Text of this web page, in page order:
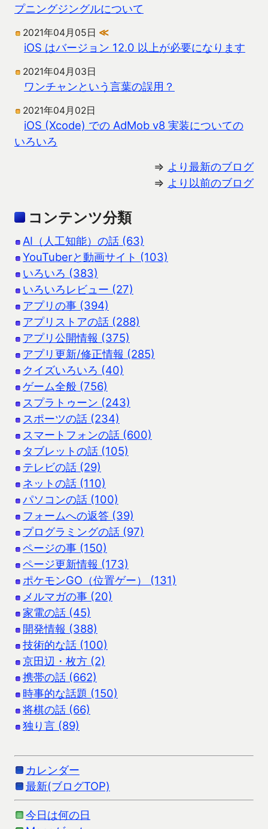
プニングジングルについて
2021年04月05日 ≪
iOS はバージョン 12.0 以上が必要になります
2021年04月03日
ワンチャンという言葉の誤用？
2021年04月02日
iOS (Xcode) での AdMob v8 実装についての
いろいろ
⇒ より最新のブログ
⇒ より以前のブログ
コンテンツ分類
AI（人工知能）の話 (63)
YouTuberと動画サイト (103)
いろいろ (383)
いろいろレビュー (27)
アプリの事 (394)
アプリストアの話 (288)
アプリ公開情報 (375)
アプリ更新/修正情報 (285)
クイズいろいろ (40)
ゲーム全般 (756)
スプラトゥーン (243)
スポーツの話 (234)
スマートフォンの話 (600)
タブレットの話 (105)
テレビの話 (29)
ネットの話 (110)
パソコンの話 (100)
フォームへの返答 (39)
プログラミングの話 (97)
ページの事 (150)
ページ更新情報 (173)
ポケモンGO（位置ゲー） (131)
メルマガの事 (20)
家電の話 (45)
開発情報 (388)
技術的な話 (100)
京田辺・枚方 (2)
携帯の話 (662)
時事的な話題 (150)
将棋の話 (66)
独り言 (89)
カレンダー
最新(ブログTOP)
今日は何の日